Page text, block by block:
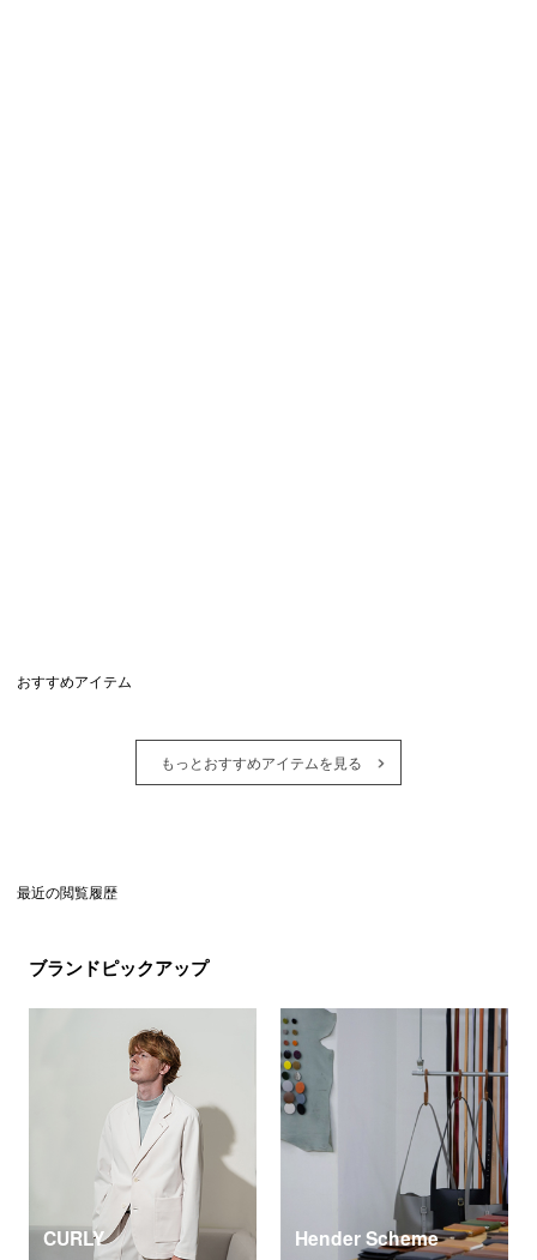
おすすめアイテム
もっとおすすめアイテムを見る
最近の閲覧履歴
ブランドピックアップ
CURLY Hender Scheme